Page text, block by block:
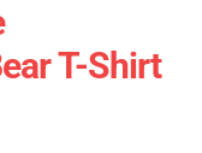
T-Shirt